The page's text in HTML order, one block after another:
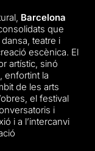
Barcelona
que
teatre i
escènica. El
artístic, sinó
enfortint la
de les arts
el festival
i
i a l’intercanvi